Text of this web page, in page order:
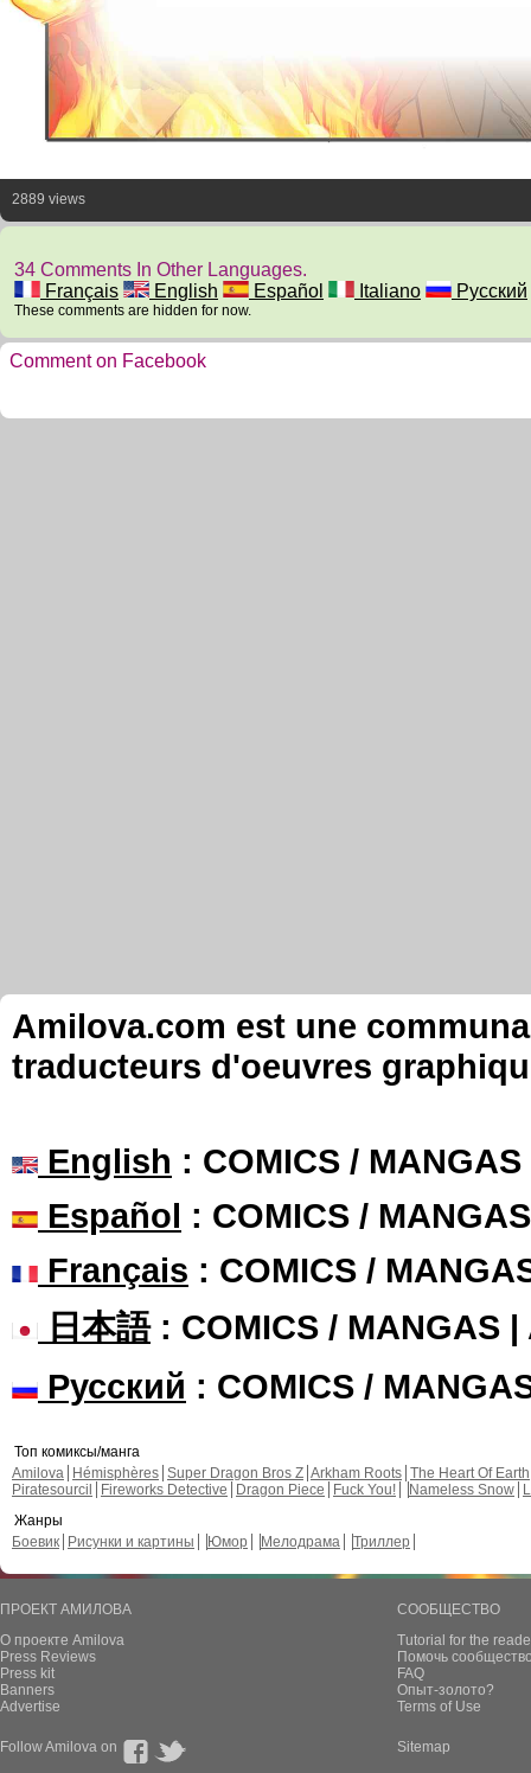
2889 views
34 Comments In Other Languages.
Français
English Español Italiano Русский
These comments are hidden for now.
Comment on Facebook
Amilova.com est une
traducteurs d'oeuvres
English : COMICS /
Español : COMICS /
Français : COMICS /
日本語: COMICS / MANGAS |
Русский : COMICS /
Топ комиксы/манга
Amilova
Hémisphères Super Dragon Bros Z Arkham Roots The Heart Of Earth
Piratesourcil
Fireworks Detective Dragon Piece Fuck You! Nameless Snow
Жанры
Боевик
Рисунки и картины Юмор Мелодрама Триллер
ПРОЕКТ АМИЛОВА
О проекте Amilova
Press Reviews
Press kit
Banners
Advertise
СООБЩЕСТВО
Tutorial for the
Помочь
FAQ
Опыт-золото?
Terms of Use
Follow Amilova on Sitemap